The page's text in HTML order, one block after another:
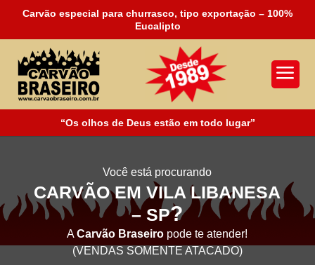
Carvão especial para churrasco, tipo exportação – 100%
Eucalipto
a
“Os olhos de Deus estão em todo lugar”
Você está procurando
CARVÃO EM VILA LIBANESA
– SP?
ACarvão Braseiro pode te atender!
(VENDAS SOMENTE ATACADO)